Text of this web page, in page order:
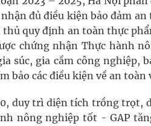
đủ điều kiện bảo đảm
thủ quy định an toàn thực
chứng nhận Thực hành
súc, gia cầm công nghiệp,
bảo các điều kiện về an
duy trì diện tích trồng trọt,
nông nghiệp tốt - GAP